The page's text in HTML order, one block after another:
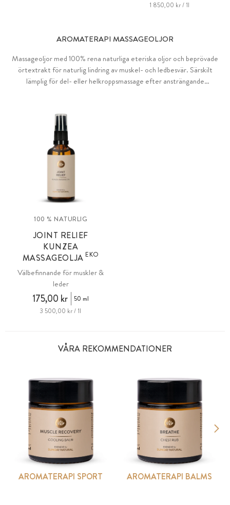
1 850,00 kr / 1l
AROMATERAPI MASSAGEOLJOR
Massageoljor med 100% rena naturliga eteriska oljor och beprövade
örtextrakt för naturlig lindring av muskel- och ledbesvär. Särskilt
lämplig för del- eller helkroppsmassage efter ansträngande
100 % NATURLIG
JOINT RELIEF
KUNZEA
MASSAGEOLJAEKO
Välbefinnande för muskler &
leder
175,00 kr
50 ml
3 500,00 kr / 1l
VÅRA REKOMMENDATIONER
AROMATERAPI SPORT AROMATERAPI BALMS